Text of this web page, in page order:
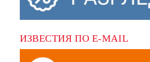
ИЗВЕСТИЯ ПО E-MAIL